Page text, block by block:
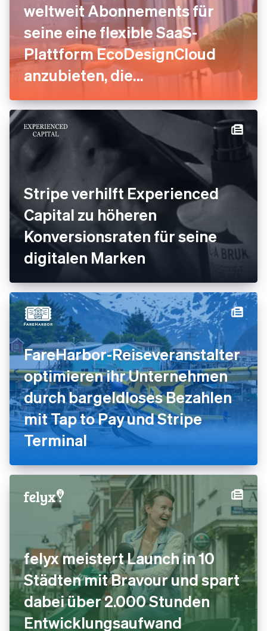
weltweit Abonnements für
seine eine flexible SaaS-
Plattform EcoDesignCloud
anzubieten, die
Umweltbewertungen in
Echtzeit ermöglicht.
Stripe verhilft Experienced
Capital zu höheren
Konversionsraten für seine
digitalen Marken
FareHarbor-Reiseveranstalter
optimieren ihr Unternehmen
durch bargeldloses Bezahlen
mit Tap to Pay und Stripe
Terminal
felyx meistert Launch in 10
Städten mit Bravour und spart
dabei über 2.000 Stunden
Entwicklungsaufwand